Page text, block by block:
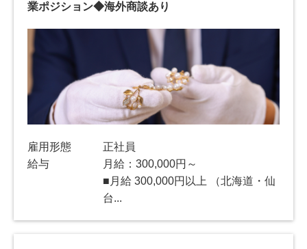
業ポジション◆海外商談あり
雇用形態
正社員
給与
月給：300,000円～
■月給 300,000円以上 （北海道・仙
台...